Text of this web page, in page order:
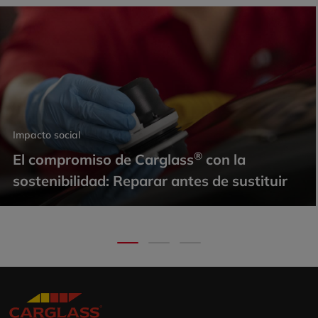
Impacto social
El compromiso de Carglass® con la
sostenibilidad: Reparar antes de sustituir